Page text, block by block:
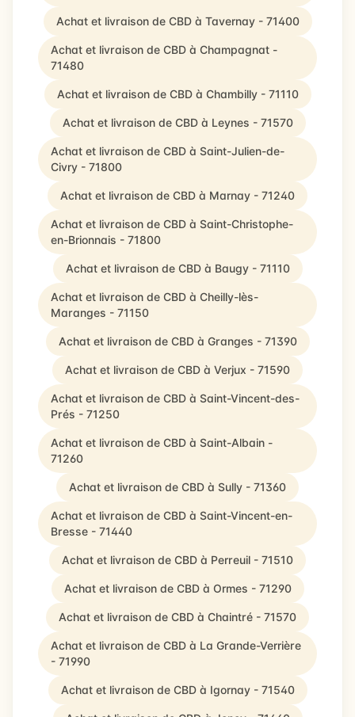
Achat et livraison de CBD à Tavernay - 71400
Achat et livraison de CBD à Champagnat -
71480
Achat et livraison de CBD à Chambilly - 71110
Achat et livraison de CBD à Leynes - 71570
Achat et livraison de CBD à Saint-Julien-de-
Civry - 71800
Achat et livraison de CBD à Marnay - 71240
Achat et livraison de CBD à Saint-Christophe-
en-Brionnais - 71800
Achat et livraison de CBD à Baugy - 71110
Achat et livraison de CBD à Cheilly-lès-
Maranges - 71150
Achat et livraison de CBD à Granges - 71390
Achat et livraison de CBD à Verjux - 71590
Achat et livraison de CBD à Saint-Vincent-des-
Prés - 71250
Achat et livraison de CBD à Saint-Albain -
71260
Achat et livraison de CBD à Sully - 71360
Achat et livraison de CBD à Saint-Vincent-en-
Bresse - 71440
Achat et livraison de CBD à Perreuil - 71510
Achat et livraison de CBD à Ormes - 71290
Achat et livraison de CBD à Chaintré - 71570
Achat et livraison de CBD à La Grande-Verrière
- 71990
Achat et livraison de CBD à Igornay - 71540